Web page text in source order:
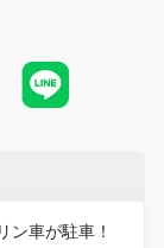
ン車が駐車！